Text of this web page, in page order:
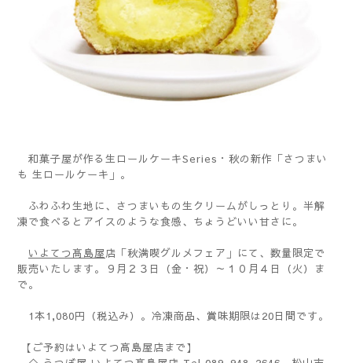
和菓子屋が作る生ロールケーキSeries・秋の新作「さつまい
も 生ロールケーキ」。
ふわふわ生地に、さつまいもの生クリームがしっとり。半解
凍で食べるとアイスのような食感、ちょうどいい甘さに。
いよてつ髙島屋店「秋満喫グルメフェア」にて、数量限定で
販売いたします。９月２３日（金・祝）～１０月４日（火）ま
で。
1本1,080円（税込み）。冷凍商品、賞味期限は20日間です。
【ご予約はいよてつ髙島屋店まで】